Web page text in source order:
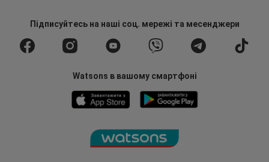
Підписуйтесьна наші соц. мережі та месенджери
Watsons в вашому смартфоні